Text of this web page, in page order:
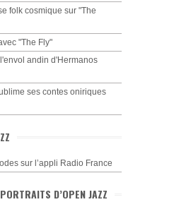
folk cosmique sur "The
"The Fly"
andin d'Hermanos
ses contes oniriques
sur l’appli Radio France
D’OPEN JAZZ